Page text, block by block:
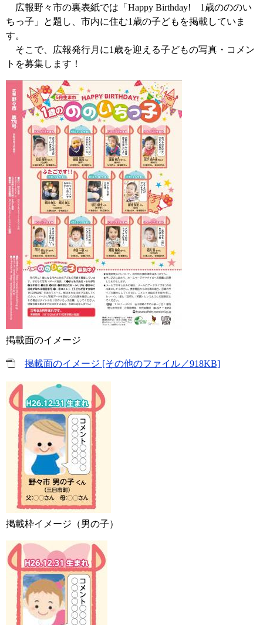
広報野々市の裏表紙では「Happy Birthday! 1歳のののい
ちっ子」と題し、市内に住む1歳の子どもを掲載していま
す。
そこで、広報発行月に1歳を迎える子どもの写真・コメン
トを募集します！
掲載面のイメージ
掲載面のイメージ [その他のファイル／918KB]
掲載枠イメージ（男の子）